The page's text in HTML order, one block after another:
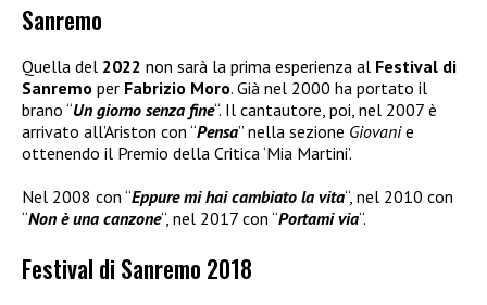
Sanremo
Quella del 2022 non sarà la prima esperienza al Festival di
Sanremo per Fabrizio Moro. Già nel 2000 ha portato il
brano “Un giorno senza fine“. Il cantautore, poi, nel 2007 è
arrivato all’Ariston con “Pensa” nella sezione Giovanie
ottenendo il Premio della Critica ‘Mia Martini’.
Nel 2008 con “Eppure mi hai cambiato la vita“, nel 2010 con
“Non è una canzone“, nel 2017 con “Portami via“.
Festival di Sanremo 2018